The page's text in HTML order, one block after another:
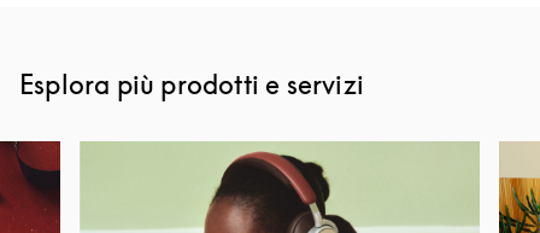
Esplora più prodotti e servizi